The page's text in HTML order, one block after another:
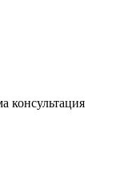
консультация